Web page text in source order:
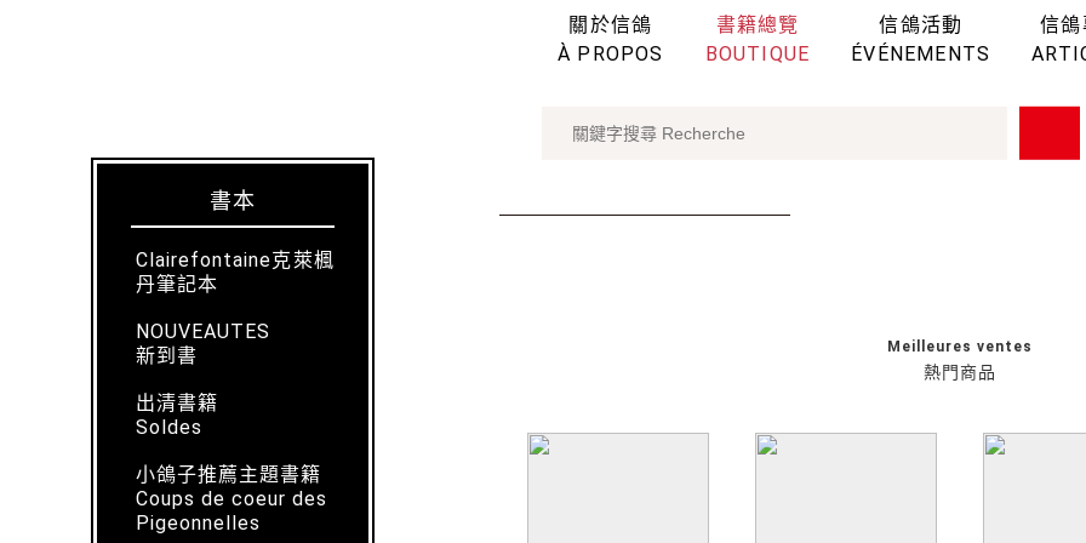
關於信鴿
À PROPOS
書籍總覽
BOUTIQUE
信鴿活動
ÉVÉNEMENTS
信鴿
書本
Clairefontaine克萊楓
丹筆記本
NOUVEAUTES
新到書
出清書籍
Soldes
小鴿子推薦主題書籍
Coups de coeur des
Pigeonnelles
熱門商品
Meilleures ventes